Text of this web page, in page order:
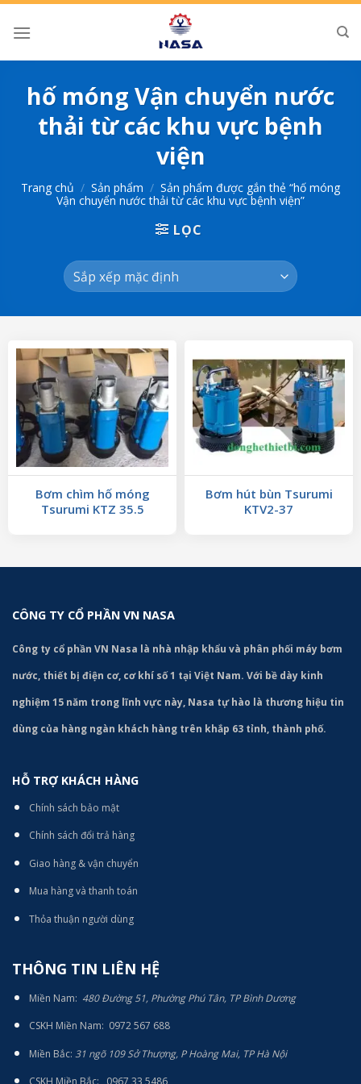
Skip
hố móng Vận chuyển nước
thải từ các khu vực bệnh
viện
Trang chủ / Sản phẩm / Sản phẩm được gắn thẻ “hố móng
Vận chuyển nước thải từ các khu vực bệnh viện”
LỌC
Bơm chìm hố móng
Tsurumi KTZ 35.5
Bơm hút bùn Tsurumi
KTV2-37
CÔNG TY CỔ PHẦN VN NASA
Công ty cổ phần VN Nasa là nhà nhập khẩu và phân phối máy bơm
nước, thiết bị điện cơ, cơ khí số 1 tại Việt Nam. Với bề dày kinh
nghiệm 15 năm trong lĩnh vực này, Nasa tự hào là thương hiệu tin
dùng của hàng ngàn khách hàng trên khắp 63 tỉnh, thành phố.
HỖ TRỢ KHÁCH HÀNG
Chính sách bảo mật
Chính sách đổi trả hàng
Giao hàng & vận chuyển
Mua hàng và thanh toán
Thỏa thuận người dùng
THÔNG TIN LIÊN HỆ
Miền Nam: 480 Đường 51, Phường Phú Tân, TP Bình Dương
CSKH Miền Nam: 0972 567 688
Miền Bắc: 31 ngõ 109 Sở Thượng, P Hoàng Mai, TP Hà Nội